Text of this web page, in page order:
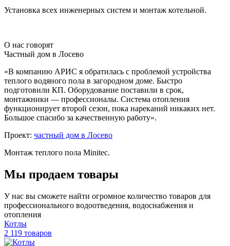
Установка всех инженерных систем и монтаж котельной.
О нас говорят
Частный дом в Лосево
«В компанию АРИС я обратилась с проблемой устройства
теплого водяного пола в загородном доме. Быстро
подготовили КП. Оборудование поставили в срок,
монтажники — профессионалы. Система отопления
функционирует второй сезон, пока нареканий никаких нет.
Большое спасибо за качественную работу».
Проект: частный дом в Лосево
Монтаж теплого пола Minitec.
Мы продаем товары
У нас вы сможете найти огромное количество товаров для
профессионального водоотведения, водоснабжения и
отопления
Котлы
2 119 товаров